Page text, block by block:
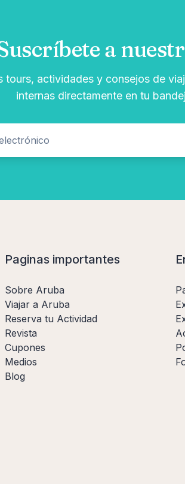
a
actividades y consejos de
internas directamente en tu
Paginas importantes
Sobre Aruba
Viajar a Aruba
Reserva tu Actividad
Revista
Cupones
Medios
Blog